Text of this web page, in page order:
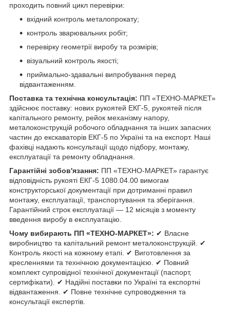
проходить повний цикл перевірки:
вхідний контроль металопрокату;
контроль зварювальних робіт;
перевірку геометрії виробу та розмірів;
візуальний контроль якості;
приймально-здавальні випробування перед
відвантаженням.
Поставка та технічна консультація: ПП «ТЕХНО-МАРКЕТ»
здійснює поставку: нових рукоятей ЕКГ-5, рукоятей після
капітального ремонту, рейок механізму напору,
металоконструкцій робочого обладнання та інших запасних
частин до екскаваторів ЕКГ-5 по Україні та на експорт. Наші
фахівці надають консультації щодо підбору, монтажу,
експлуатації та ремонту обладнання.
Гарантійні зобов'язання: ПП «ТЕХНО-МАРКЕТ» гарантує
відповідність рукояті ЕКГ-5 1080.04.00 вимогам
конструкторської документації при дотриманні правил
монтажу, експлуатації, транспортування та зберігання.
Гарантійний строк експлуатації — 12 місяців з моменту
введення виробу в експлуатацію.
Чому вибирають ПП «ТЕХНО-МАРКЕТ»: ✔ Власне
виробництво та капітальний ремонт металоконструкцій. ✔
Контроль якості на кожному етапі. ✔ Виготовлення за
кресленнями та технічною документацією. ✔ Повний
комплект супровідної технічної документації (паспорт,
сертифікати). ✔ Надійні поставки по Україні та експортні
відвантаження. ✔ Повне технічне супроводження та
консультації експертів.